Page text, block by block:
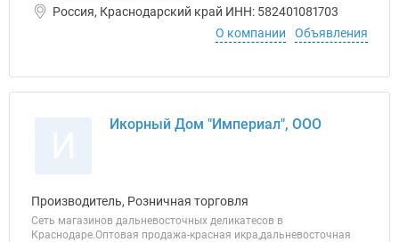
Россия, Краснодарский край ИНН: 582401081703
О компании
Объявления
Икорный Дом "Империал", ООО
Производитель, Розничная торговля
Сеть магазинов дальневосточных деликатесов в
Краснодаре.Оптовая продажа-красная икра,дальневосточная